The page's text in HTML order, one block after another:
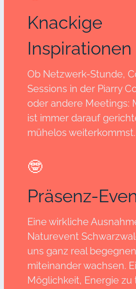
Knackige
Inspirationen
Ob Netzwerk-Stunde,
Sessions in der Piarry
oder andere Meetings:
ist immer darauf
mühelos weiterkommst.
🤓
Präsenz-
Eine wirkliche
Naturevent
uns ganz real
miteinander wachsen.
Möglichkeit, Energie zu